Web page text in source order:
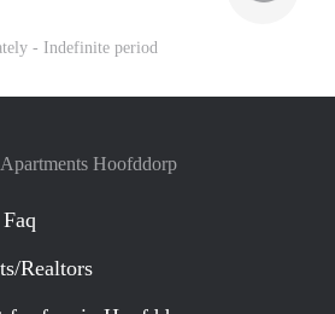
- Indefinite period
Hoofddorp
Faq
Realtors